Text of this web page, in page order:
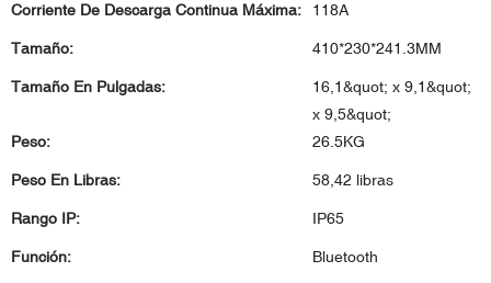
Corriente De Descarga Continua Máxima: 118A
Tamaño: 410*230*241.3MM
Tamaño En Pulgadas:
16,1&quot; x 9,1&quot;
x 9,5&quot;
Peso:
26.5KG
Peso En Libras: 58,42 libras
Rango IP: IP65
Función: Bluetooth